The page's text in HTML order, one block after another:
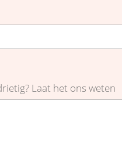
Laat het ons weten